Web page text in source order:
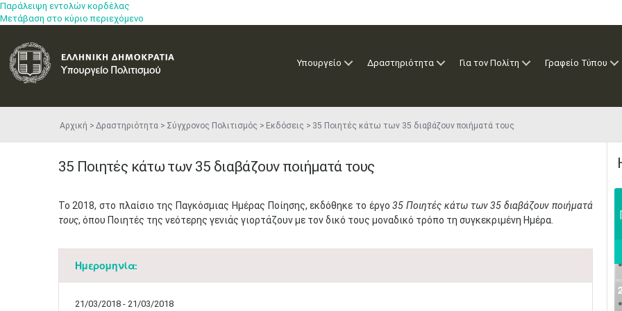
Παράλειψη εντολών κορδέλας
Μετάβαση στο κύριο περιεχόμενο
Υπουργείο Δραστηριότητα Για τον Πολίτη Γραφείο Τύπου
Αρχική Δραστηριότητα Σύγχρονος Πολιτισμός Εκδόσεις 35 Ποιητές κάτω των 35 διαβάζουν ποιήματά τους
35 Ποιητές κάτω των 35 διαβάζουν ποιήματά τους
​Το 2018, στο πλαίσιο της Παγκόσμιας Ημέρας Ποίησης, εκδόθηκε το έργο35 Ποιητές κάτω των 35 διαβάζουν ποιήματά
τους, όπου Ποιητές της νεότερης γενιάς γιορτάζουν με τον δικό τους μοναδικό τρόπο τη συγκεκριμένη Ημέρα.
Ημερομηνία:
21/03/2018 - 21/03/2018
•
•